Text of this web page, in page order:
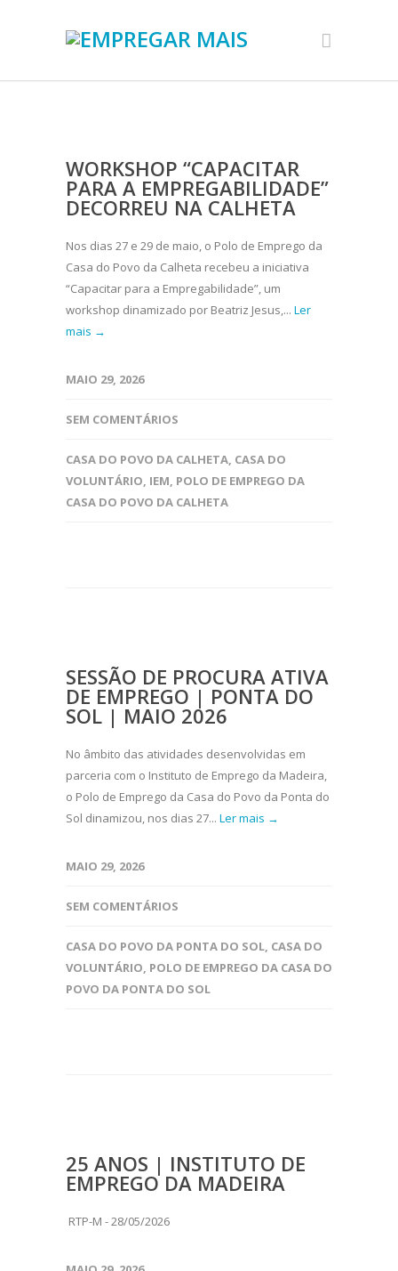
WORKSHOP “CAPACITAR
PARA A EMPREGABILIDADE”
DECORREU NA CALHETA
Nos dias 27 e 29 de maio, o Polo de Emprego da
Casa do Povo da Calheta recebeu a iniciativa
“Capacitar para a Empregabilidade”, um
workshop dinamizado por Beatriz Jesus,... Ler
mais →
MAIO 29, 2026
SEM COMENTÁRIOS
CASA DO POVO DA CALHETA, CASA DO
VOLUNTÁRIO, IEM, POLO DE EMPREGO DA
CASA DO POVO DA CALHETA
SESSÃO DE PROCURA ATIVA
DE EMPREGO | PONTA DO
SOL | MAIO 2026
No âmbito das atividades desenvolvidas em
parceria com o Instituto de Emprego da Madeira,
o Polo de Emprego da Casa do Povo da Ponta do
Sol dinamizou, nos dias 27... Ler mais →
MAIO 29, 2026
SEM COMENTÁRIOS
CASA DO POVO DA PONTA DO SOL, CASA DO
VOLUNTÁRIO, POLO DE EMPREGO DA CASA DO
POVO DA PONTA DO SOL
25 ANOS | INSTITUTO DE
EMPREGO DA MADEIRA
RTP-M - 28/05/2026